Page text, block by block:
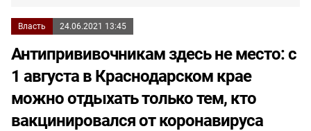
Власть 24.06.2021 13:45
Антипрививочникам здесь не место: с
1 августа в Краснодарском крае
можно отдыхать только тем, кто
вакцинировался от коронавируса